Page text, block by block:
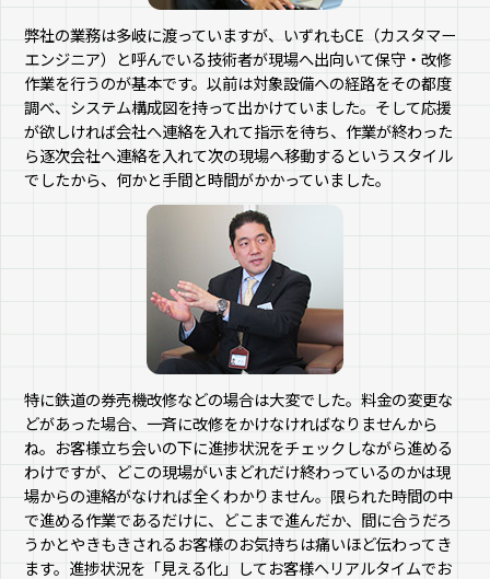
弊社の業務は多岐に渡っていますが、いずれもCE（カスタマー
エンジニア）と呼んでいる技術者が現場へ出向いて保守・改修
作業を行うのが基本です。以前は対象設備への経路をその都度
調べ、システム構成図を持って出かけていました。そして応援
が欲しければ会社へ連絡を入れて指示を待ち、作業が終わった
ら逐次会社へ連絡を入れて次の現場へ移動するというスタイル
でしたから、何かと手間と時間がかかっていました。
特に鉄道の券売機改修などの場合は大変でした。料金の変更な
どがあった場合、一斉に改修をかけなければなりませんから
ね。お客様立ち会いの下に進捗状況をチェックしながら進める
わけですが、どこの現場がいまどれだけ終わっているのかは現
場からの連絡がなければ全くわかりません。限られた時間の中
で進める作業であるだけに、どこまで進んだか、間に合うだろ
うかとやきもきされるお客様のお気持ちは痛いほど伝わってき
ます。進捗状況を「見える化」してお客様へリアルタイムでお